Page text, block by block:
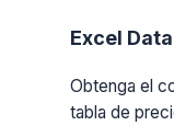
Excel
Obtenga el
tabla de